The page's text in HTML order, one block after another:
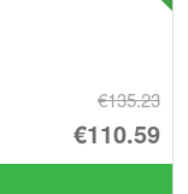
€135.23
€110.59